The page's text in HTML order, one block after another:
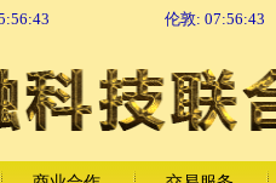
伦敦: 07:56:43